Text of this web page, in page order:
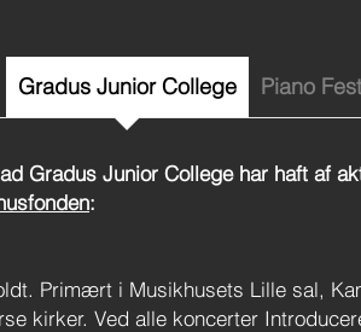
Gradus Junior College Piano
Gradus Junior College har haft af
:
Primært i Musikhusets Lille sal,
kirker. Ved alle koncerter